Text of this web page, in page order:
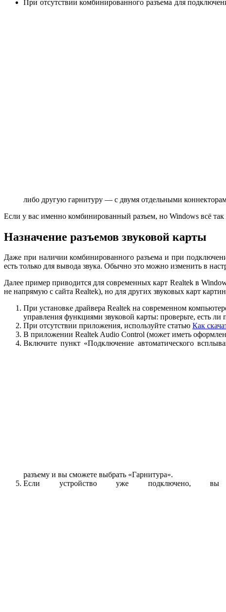
При отсутствии комбинированного разъема для
либо другую гарнитуру — с двумя отдельными
Если у вас именно комбинированный разъем, но Windows всё
Назначение разъемов звуковой карты
Даже при наличии комбинированного разъема и при
есть только для вывода звука. Обычно это можно изменить в
Далее пример приводится для современных карт Realtek в
не напрямую с сайта Realtek), но для других звуковых карт
При установке драйвера Realtek на современном
управления функциями звуковой карты: проверьте, есть
При отсутствии приложения, используйте статью Как
В приложении Realtek Audio Control (может иметь
Включите пункт «Подключение автоматического
разъему и вы сможете выбрать «Гарнитура».
Если устройство уже подключено, вы